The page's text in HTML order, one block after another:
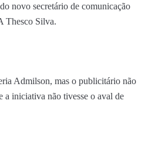
novo secretário de comunicação
Thesco Silva.
Admilson, mas o publicitário não
a iniciativa não tivesse o aval de